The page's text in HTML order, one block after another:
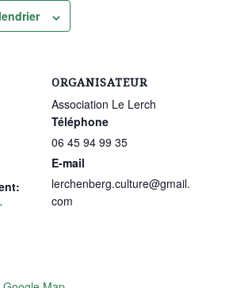
ORGANISATEUR
Association Le Lerch
Téléphone
06 45 94 99 35
E-mail
lerchenberg.culture@gmail.
com